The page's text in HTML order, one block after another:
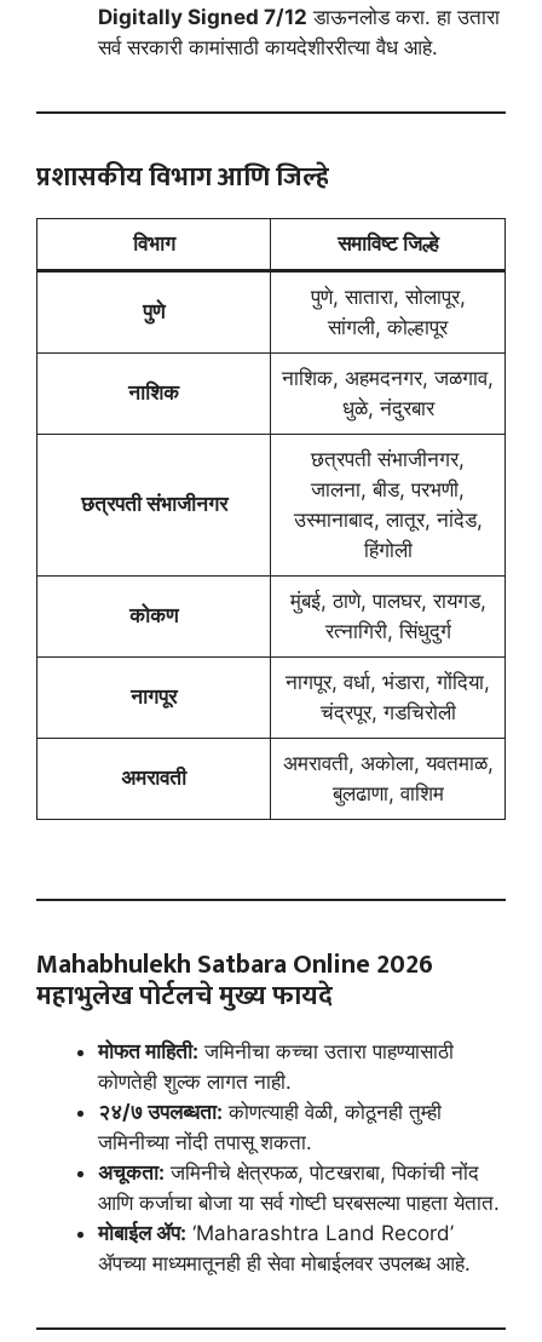
Digitally Signed 7/12 डाऊनलोड करा. हा उतारा
सर्व सरकारी कामांसाठी कायदेशीररीत्या वैध आहे.
प्रशासकीय विभाग आणि जिल्हे
विभाग समाविष्ट जिल्हे
पुणे
पुणे, सातारा, सोलापूर,
सांगली, कोल्हापूर
नाशिक
नाशिक, अहमदनगर, जळगाव,
धुळे, नंदुरबार
छत्रपती संभाजीनगर
छत्रपती संभाजीनगर,
जालना, बीड, परभणी,
उस्मानाबाद, लातूर, नांदेड,
हिंगोली
कोकण
मुंबई, ठाणे, पालघर, रायगड,
रत्नागिरी, सिंधुदुर्ग
नागपूर
नागपूर, वर्धा, भंडारा, गोंदिया,
चंद्रपूर, गडचिरोली
अमरावती
अमरावती, अकोला, यवतमाळ,
बुलढाणा, वाशिम
Mahabhulekh Satbara Online 2026
महाभुलेख पोर्टलचे मुख्य फायदे
मोफत माहिती: जमिनीचा कच्चा उतारा पाहण्यासाठी
कोणतेही शुल्क लागत नाही.
२४/७ उपलब्धता: कोणत्याही वेळी, कोठूनही तुम्ही
जमिनीच्या नोंदी तपासू शकता.
अचूकता: जमिनीचे क्षेत्रफळ, पोटखराबा, पिकांची नोंद
आणि कर्जाचा बोजा या सर्व गोष्टी घरबसल्या पाहता येतात.
मोबाईल ॲप: ‘Maharashtra Land Record’
ॲपच्या माध्यमातूनही ही सेवा मोबाईलवर उपलब्ध आहे.